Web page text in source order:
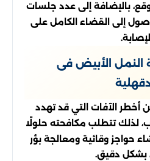
بالإضافة إلى عدد جلسات
إلى القضاء الكامل على
الإصابة.
النمل الأبيض فى
أخطر الآفات التي قد تهدد
لذلك تتطلب مكافحته حلولًا
حواجز وقائية ومعالجة بؤر
بشكل دقيق.